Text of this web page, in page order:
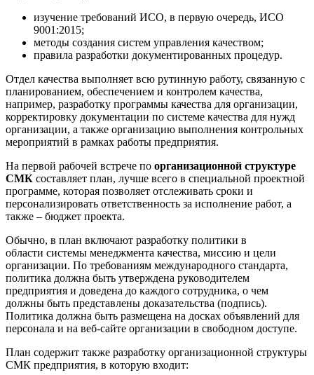
изучение требований ИСО, в первую очередь, ИСО
9001:2015;
методы создания систем управления качеством;
правила разработки документированных процедур.
Отдел качества выполняет всю рутинную работу, связанную с
планированием, обеспечением и контролем качества,
например, разработку программы качества для организации,
корректировку документации по системе качества для нужд
организации, а также организацию выполнения контрольных
мероприятий в рамках работы предприятия.
На первой рабочей встрече по организационной структуре
СМК составляет план, лучше всего в специальной проектной
программе, которая позволяет отслеживать сроки и
персонализировать ответственность за исполнение работ, а
также – бюджет проекта.
Обычно, в план включают разработку политики в
области системы менеджмента качества, миссию и цели
организации. По требованиям международного стандарта,
политика должна быть утверждена руководителем
предприятия и доведена до каждого сотрудника, о чем
должны быть представлены доказательства (подпись).
Политика должна быть размещена на досках объявлений для
персонала и на веб-сайте организации в свободном доступе.
План содержит также разработку организационной структуры
СМК предприятия, в которую входит: